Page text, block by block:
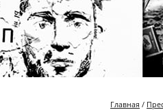
Главная /